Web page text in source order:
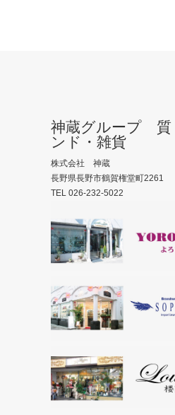
神蔵グループ 質
ンド・雑貨
株式会社 神蔵
長野県長野市鶴賀権堂町2261
TEL 026-232-5022